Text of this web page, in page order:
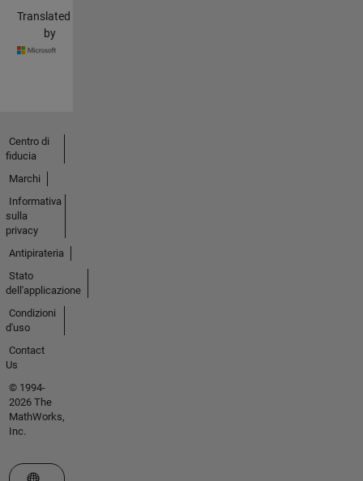
Translated
by
Centro di
fiducia
Marchi
Informativa
sulla
privacy
Antipirateria
Stato
dell'applicazione
Condizioni
d'uso
Contact
Us
© 1994-
2026 The
MathWorks,
Inc.
Seleziona un sito web